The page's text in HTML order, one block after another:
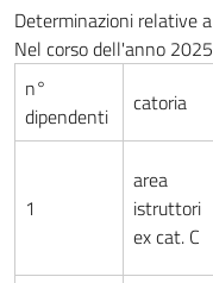
Determinazioni relative
Nel corso dell'anno
n°
dipendenti
catoria
1
area
istruttori
ex cat. C